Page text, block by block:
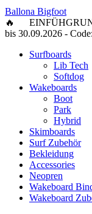
Ballona Bigfoot
🔥
bis 30.09.2026 - Code:
Surfboards
Lib Tech
Softdog
Wakeboards
Boot
Park
Hybrid
Skimboards
Surf Zubehör
Bekleidung
Accessories
Neopren
Wakeboard
Wakeboard